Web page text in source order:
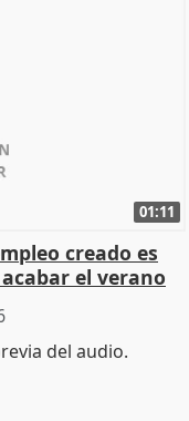
01:11
creado es
el verano